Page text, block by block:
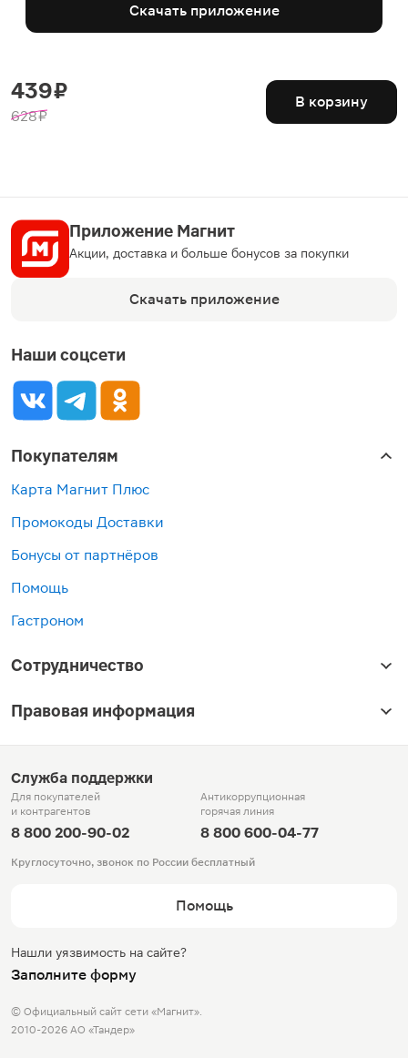
Скачать приложение
439 ₽
628 ₽
В корзину
Приложение Магнит
Акции, доставка и больше бонусов за покупки
Скачать приложение
Наши соцсети
Покупателям
Карта Магнит Плюс
Промокоды Доставки
Бонусы от партнёров
Помощь
Гастроном
Сотрудничество
Правовая информация
Служба поддержки
Для покупателей
и контрагентов
8 800 200-90-02
Антикоррупционная
горячая линия
8 800 600-04-77
Круглосуточно, звонок по России бесплатный
Помощь
Нашли уязвимость на сайте?
Заполните форму
© Официальный сайт сети «Магнит».
2010-2026 АО «Тандер»